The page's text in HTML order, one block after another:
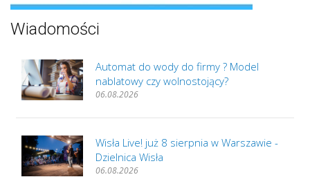
Wiadomości
Automat do wody do firmy ? Model
nablatowy czy wolnostojący?
06.08.2026
Wisła Live! już 8 sierpnia w Warszawie -
Dzielnica Wisła
06.08.2026